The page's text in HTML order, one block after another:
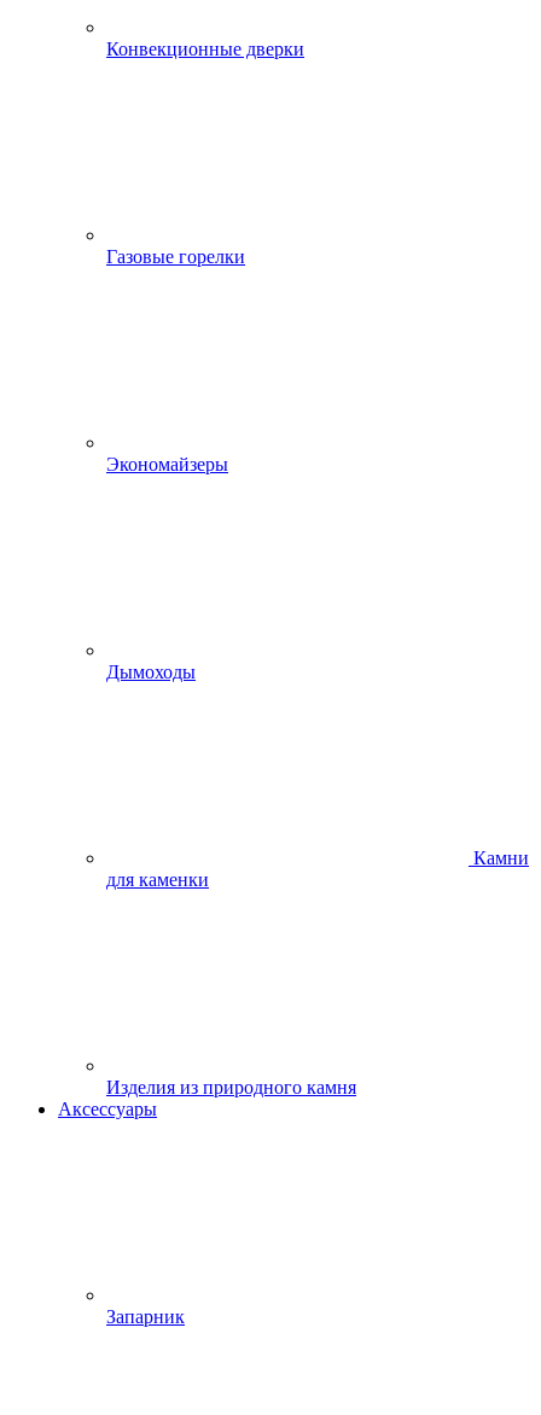
Конвекционные дверки
Газовые горелки
Экономайзеры
Дымоходы
Камни
для каменки
Изделия из природного камня
Аксессуары
Запарник